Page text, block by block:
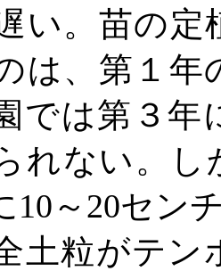
い。苗の定
は、第１
では第３
れない。し
10～20セン
土粒がテン